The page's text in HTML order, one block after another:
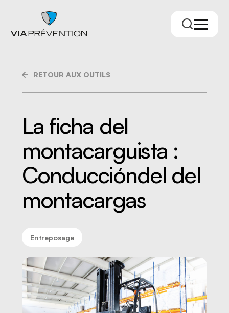
Trouver votre conseiller.ère
RETOUR AUX OUTILS
La ficha del
montacarguista :
Conduccióndel del
montacargas
Entreposage